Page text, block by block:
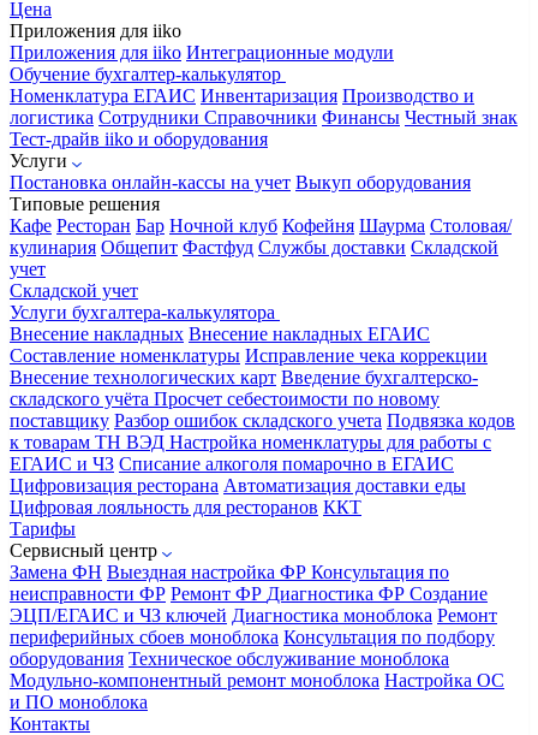
Цена
Приложения для iiko
Приложения для iiko Интеграционные модули
Обучение бухгалтер-калькулятор
Номенклатура ЕГАИС Инвентаризация Производство и
логистика Сотрудники Справочники Финансы Честный знак
Тест-драйв iiko и оборудования
Услуги
Постановка онлайн-кассы на учет Выкуп оборудования
Типовые решения
Кафе Ресторан Бар Ночной клуб Кофейня Шаурма Столовая/
кулинария Общепит Фастфуд Службы доставки Складской
учет
Складской учет
Услуги бухгалтера-калькулятора
Внесение накладных Внесение накладных ЕГАИС
Составление номенклатуры Исправление чека коррекции
Внесение технологических карт Введение бухгалтерско-
складского учёта Просчет себестоимости по новому
поставщику Разбор ошибок складского учета Подвязка кодов
к товарам ТН ВЭД Настройка номенклатуры для работы с
ЕГАИС и ЧЗ Списание алкоголя помарочно в ЕГАИС
Цифровизация ресторана Автоматизация доставки еды
Цифровая лояльность для ресторанов ККТ
Тарифы
Сервисный центр
Замена ФН Выездная настройка ФР Консультация по
неисправности ФР Ремонт ФР Диагностика ФР Создание
ЭЦП/ЕГАИС и ЧЗ ключей Диагностика моноблока Ремонт
периферийных сбоев моноблока Консультация по подбору
оборудования Техническое обслуживание моноблока
Модульно-компонентный ремонт моноблока Настройка ОС
и ПО моноблока
Контакты